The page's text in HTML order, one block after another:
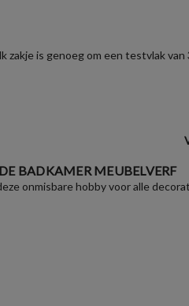
is genoeg om een testvlak van
BADKAMER MEUBELVERF
onmisbare hobby voor alle